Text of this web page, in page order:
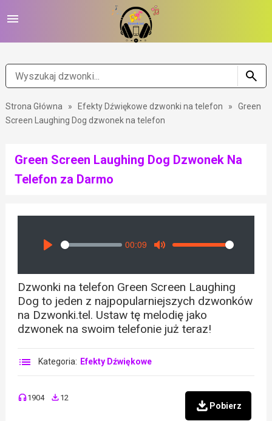
Strona Główna » Efekty Dźwiękowe dzwonki na telefon »
Green
Screen Laughing Dog dzwonek na telefon
Green Screen Laughing Dog Dzwonek Na
Telefon za Darmo
Seek
00:09
Volume
Dzwonki na telefon Green Screen Laughing
Dog to jeden z najpopularniejszych dzwonków
na Dzwonki.tel. Ustaw tę melodię jako
dzwonek na swoim telefonie już teraz!
Kategoria: Efekty Dźwiękowe
1904 12
Pobierz